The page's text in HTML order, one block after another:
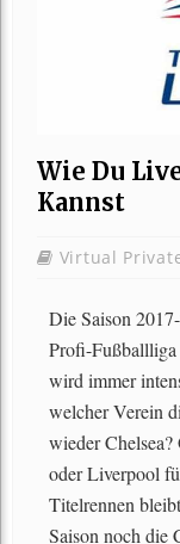
Wie Du
Kannst
Virtual
Die Saison
Profi-Fußballliga
wird immer
welcher Verein
wieder
oder Liverpool
Titelrennen
Saison noch die